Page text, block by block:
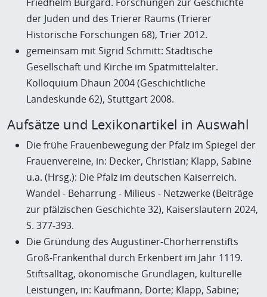
der Juden und des Trierer Raums (Trierer
Historische Forschungen 68), Trier 2012.
gemeinsam mit Sigrid Schmitt: Städtische
Gesellschaft und Kirche im Spätmittelalter.
Kolloquium Dhaun 2004 (Geschichtliche
Landeskunde 62), Stuttgart 2008.
Aufsätze und Lexikonartikel in Auswahl
Die frühe Frauenbewegung der Pfalz im Spiegel der
Frauenvereine, in: Decker, Christian; Klapp, Sabine
u.a. (Hrsg.): Die Pfalz im deutschen Kaiserreich.
Wandel - Beharrung - Milieus - Netzwerke (Beiträge
zur pfälzischen Geschichte 32), Kaiserslautern 2024,
S. 377-393.
Die Gründung des Augustiner-Chorherrenstifts
Groß-Frankenthal durch Erkenbert im Jahr 1119.
Stiftsalltag, ökonomische Grundlagen, kulturelle
Leistungen, in: Kaufmann, Dörte; Klapp, Sabine;